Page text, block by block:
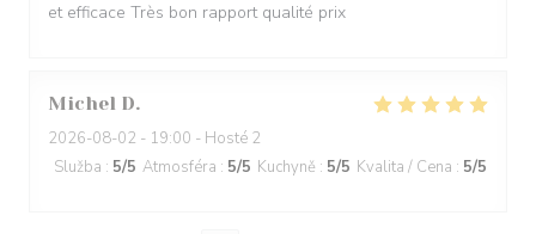
et efficace Très bon rapport qualité prix
Michel D
2026-08-02 - 19:00 - Hosté 2
Služba : 5/5 Atmosféra : 5/5 Kuchyně : 5/5 Kvalita / Cena : 5/5